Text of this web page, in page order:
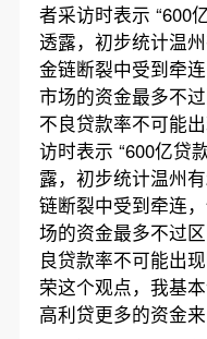
者采访时表示 “600
透露，初步统计温
金链断裂中受到牵
市场的资金最多不过
不良贷款率不可能
访时表示 “600亿贷
露，初步统计温州
链断裂中受到牵连
场的资金最多不过区
良贷款率不可能出
荣这个观点，我基
高利贷更多的资金